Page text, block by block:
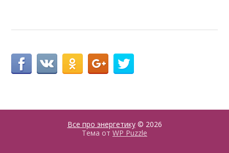
Все про энергетику© 2026
Тема от WP Puzzle